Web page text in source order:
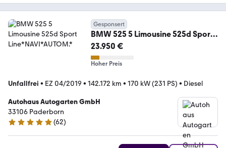
Gesponsert
BMW 525 5 Limousine 525d Sport
Line*NAVI*AUTOM.*
23.950 €
Hoher Preis
Unfallfrei • EZ 04/2019 • 142.172 km • 170 kW (231 PS) • Diesel
Autohaus Autogarten GmbH
33106 Paderborn
5 Sterne
(62)